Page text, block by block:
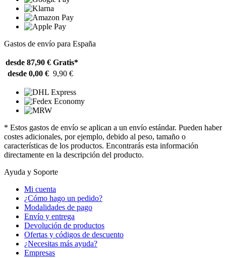
Gastos de envío para España
desde 87,90 € Gratis*
desde 0,00 € 9,90 €
* Estos gastos de envío se aplican a un envío estándar. Pueden haber
costes adicionales, por ejemplo, debido al peso, tamaño o
características de los productos. Encontrarás esta información
directamente en la descripción del producto.
Ayuda y Soporte
Mi cuenta
¿Cómo hago un pedido?
Modalidades de pago
Envío y entrega
Devolución de productos
Ofertas y códigos de descuento
¿Necesitas más ayuda?
Empresas